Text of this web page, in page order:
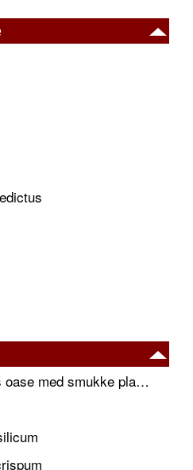
Skab en frodig udendørs oase med smukke plantekrukker og elegante espalier